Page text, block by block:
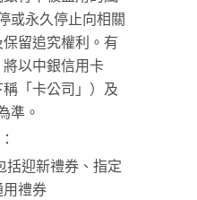
或永久停止向相關
留追究權利。有
以中銀信用卡
稱「卡公司」）及
準。
括迎新禮券、指定
禮券